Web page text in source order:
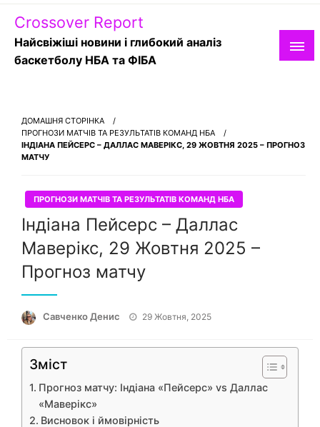
Skip
content
Crossover Report
Найсвіжіші новини і глибокий аналіз
баскетболу НБА та ФІБА
ДОМАШНЯ СТОРІНКА
ПРОГНОЗИ МАТЧІВ ТА РЕЗУЛЬТАТІВ КОМАНД НБА
ІНДІАНА ПЕЙСЕРС – ДАЛЛАС МАВЕРІКС, 29 ЖОВТНЯ 2025 – ПРОГНОЗ
МАТЧУ
ПРОГНОЗИ МАТЧІВ ТА РЕЗУЛЬТАТІВ КОМАНД НБА
Індіана Пейсерс – Даллас
Маверікс, 29 Жовтня 2025 –
Прогноз матчу
Савченко Денис Опубліковано
29 Жовтня, 2025
Зміст
Прогноз матчу: Індіана «Пейсерс» vs Даллас
«Маверікс»
Висновок і ймовірність